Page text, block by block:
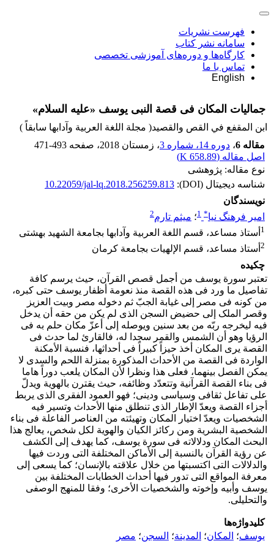
فهرست نشریات
سامانه نشر کتاب
کارگاه‌ها و دوره‌های آموزشی تخصصی
تماس با ما
English
جمالیات المکان فی قصة النبی یوسف «علیه السلام»
ابن المقفع في القص والقصيد( مجلة اللغة العربیة وآدابها سابقاً )
مقاله 6
، دوره 14، شماره 3 ، زمستان 2018 ، صفحه 471-493
اصل مقاله (658.89 K
)
نوع مقاله: پژوهشی
شناسه دیجیتال (DOI):
10.22059/jal-lq.2018.256259.813
نویسندگان
امیر فرهنگ نیا*
1؛ میثم تارم2
1 أستاذ مساعد، قسم اللغة العربیة وآدابها بجامعة الشهید بهشتى
2 أستاذ مساعد، قسم الإلهیات بجامعة کرمان
چکیده
تعتبر سورة یوسف من أجمل قصص القرآن، حیث یرسم کافة
تفاصیل ما ورد فی هذه القصة منذ نعومة أظفار یوسف حتى کبره،
من کونه فی مصر إلى غیابة الجبّ ثم دخوله مصر وبیت العزیز
وقصر الملک إلى حضیض السجن الذی لم یکن من حقه أن یدخل
فیه لیخرجه ربّه من بعد سنین ویوصله إلى أعزّ مکان حلم به فی
الرؤیا وهو أن الشمس والقمر سجدا له، فالقارئ لما حدث فی
القصة یرى المکان أخذ حیزاً کبیراً فی أحداثها، فنسبة الأمکنة
الواردة فی القصة من الأحداث المذکورة بمنزلة اللحم والسدى لا
یمکن الفصل بینهما، فعلى هذا ونظرا لأن المکان یلعب دوراً هاما
فی بناء القصة القرآنیة وتتعدّد وظائفه، حیث یقترن بالهویة ویدلّ
على تفاعل ثقافی وسیاسی ودینی؛ فهو العمود الفقری الذی یربط
أجزاء القصة ویعدّ الإطار الذی تنطلق منها الأحداث وتسیر فیه
الشخصیات ویعدّ اختیار المکان وتهیئته من العناصر الفاعلة فی بناء
الشخصیة البشریة ومن رکائز الکیان والهویة لکل شخص، یعالج هذا
البحث المکان ودلالاته فی سورة یوسف، کما یهدف إلى الکشف
عن رؤیة القرآن بالنسبة إلى الأماکن المختلفة التی وردت فیها
والدلالات التی اکتسبتها من خلال علاقته بالإنسان؛ کما یسعى إلى
معرفة المواقع التی تدور فیها أحداث الخطابات المختلفة بین
یوسف وأبیه وإخوته والشخصیات الأخرى؛ وفقا للمنهج الوصفی
والتحلیلی.
کلیدواژه‌ها
یوسف؛ المکان؛ المدینة؛ السجن؛ مصر